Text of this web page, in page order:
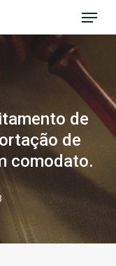
Menu
de
de
comodato.
Menu